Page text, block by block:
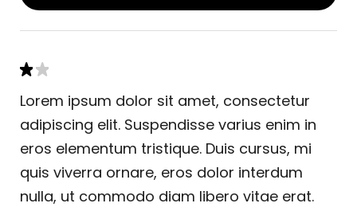
Lorem ipsum dolor sit amet, consectetur
adipiscing elit. Suspendisse varius enim in
eros elementum tristique. Duis cursus, mi
quis viverra ornare, eros dolor interdum
nulla, ut commodo diam libero vitae erat.